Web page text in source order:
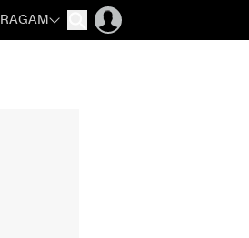
RAGAM